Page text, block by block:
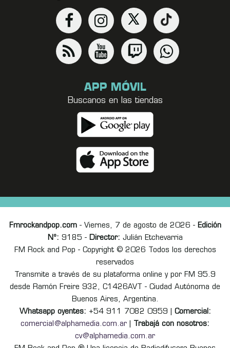
APP MÓVIL
Buscanos en las tiendas
Fmrockandpop.com- Viernes, 7 de agosto de 2026 - Edición
Nº: 9185 - Director: Julián Etchevarria
FM Rock and Pop - Copyright © 2026 Todos los derechos
reservados
Transmite a través de su plataforma online y por FM 95.9
desde Ramón Freire 932, C1426AVT - Ciudad Autónoma de
Buenos Aires, Argentina.
Whatsapp oyentes: +54 911 7082 0959 | Comercial:
comercial@alphamedia.com.ar
Trabajá con nosotros:
cv@alphamedia.com.ar